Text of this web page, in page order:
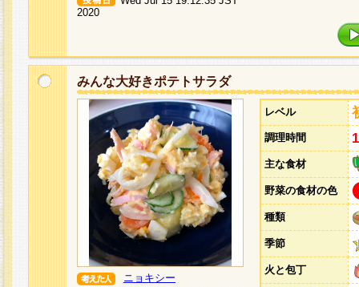
2020
みんな大好きポテトサラダ
ニョキシー
レベル
調理時間
主な食材
野菜の食材の色
種類
季節
火と包丁